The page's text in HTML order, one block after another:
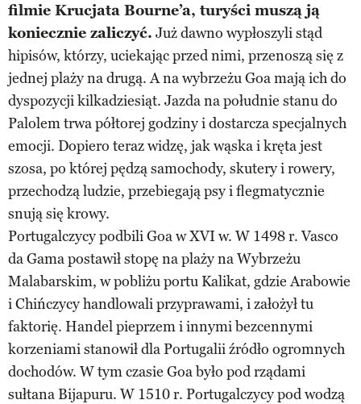
filmie Krucjata Bourne’a, turyści muszą ją
koniecznie zaliczyć. Już dawno wypłoszyli stąd
hipisów, którzy, uciekając przed nimi, przenoszą się z
jednej plaży na drugą. A na wybrzeżu Goa mają ich do
dyspozycji kilkadziesiąt. Jazda na południe stanu do
Palolem trwa półtorej godziny i dostarcza specjalnych
emocji. Dopiero teraz widzę, jak wąska i kręta jest
szosa, po której pędzą samochody, skutery i rowery,
przechodzą ludzie, przebiegają psy i flegmatycznie
snują się krowy.
Portugalczycy podbili Goa w XVI w. W 1498 r. Vasco
da Gama postawił stopę na plaży na Wybrzeżu
Malabarskim, w pobliżu portu Kalikat, gdzie Arabowie
i Chińczycy handlowali przyprawami, i założył tu
faktorię. Handel pieprzem i innymi bezcennymi
korzeniami stanowił dla Portugalii źródło ogromnych
dochodów. W tym czasie Goa było pod rządami
sułtana Bijapuru. W 1510 r. Portugalczycy pod wodzą